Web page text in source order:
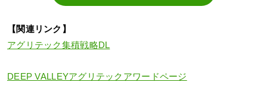
【関連リンク】
アグリテック集積戦略DL
DEEP VALLEYアグリテックアワードページ